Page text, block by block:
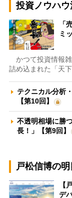
投資ノウハウ
「
ミ
かつて投資情報
詰め込まれた「天
テクニカル分析
【第10回】
不透明相場に勝
長！」【第9回】
戸松信博の
【
デ